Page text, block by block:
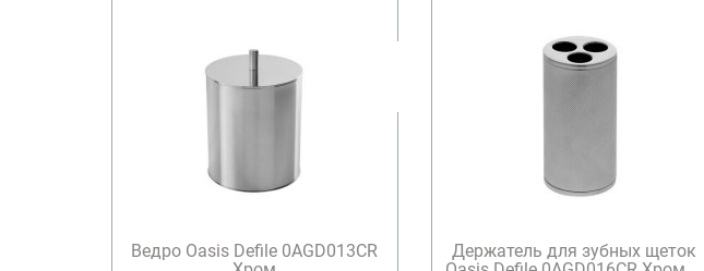
Ведро Oasis Defile 0AGD013CR
Держатель для зубных щеток